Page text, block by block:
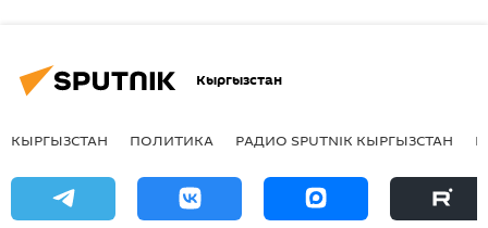
Кыргызстан
КЫРГЫЗСТАН ПОЛИТИКА РАДИО SPUTNIK КЫРГЫЗСТАН